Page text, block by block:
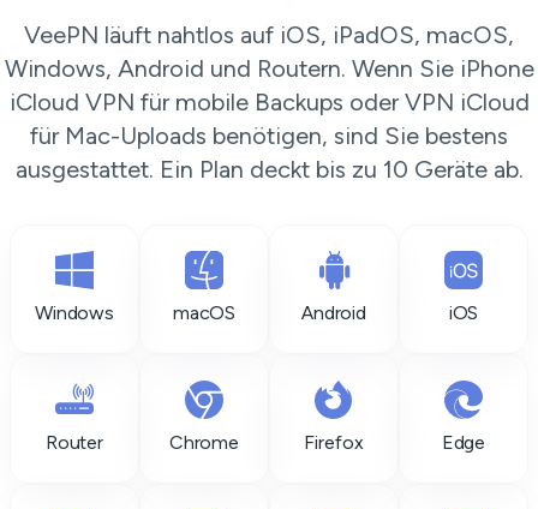
VeePN läuft nahtlos auf iOS, iPadOS, macOS,
Windows, Android und Routern. Wenn Sie iPhone
iCloud VPN für mobile Backups oder VPN iCloud
für Mac-Uploads benötigen, sind Sie bestens
ausgestattet. Ein Plan deckt bis zu 10 Geräte ab.
Windows macOS Android iOS
Router Chrome Firefox Edge